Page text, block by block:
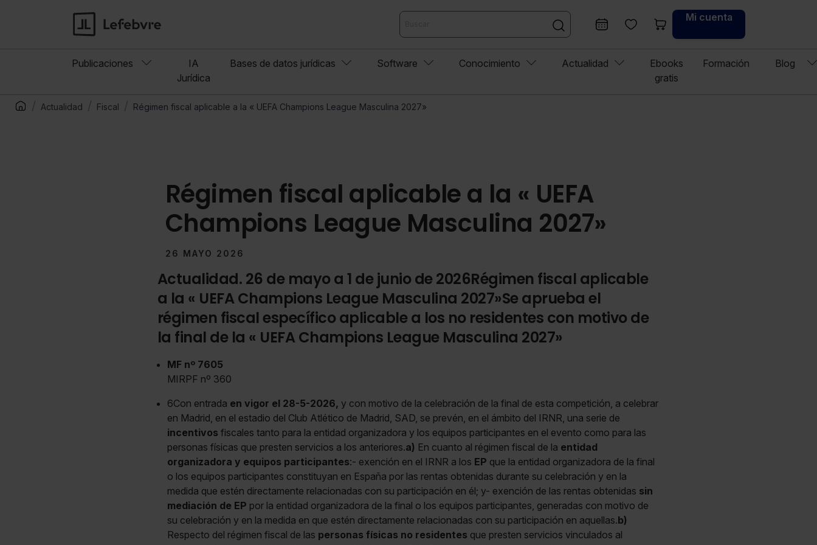
Mi cuenta
Publicaciones
IA
Jurídica
Bases de datos jurídicas Software Conocimiento Actualidad
Ebooks
gratis
Formación Blog
Actualidad Fiscal Régimen fiscal aplicable a la « UEFA Champions League Masculina 2027»
Régimen fiscal aplicable a la « UEFA
Champions League Masculina 2027»
26 MAYO 2026
Actualidad. 26 de mayo a 1 de junio de 2026Régimen fiscal aplicable
a la « UEFA Champions League Masculina 2027»Se aprueba el
régimen fiscal específico aplicable a los no residentes con motivo de
la final de la « UEFA Champions League Masculina 2027»
MF nº 7605
MIRPF nº 360
6Con entrada en vigor el 28-5-2026, y con motivo de la celebración de la final de esta competición, a celebrar
en Madrid, en el estadio del Club Atlético de Madrid, SAD, se prevén, en el ámbito del IRNR, una serie de
incentivos fiscales tanto para la entidad organizadora y los equipos participantes en el evento como para las
personas físicas que presten servicios a los anteriores.a) En cuanto al régimen fiscal de la entidad
organizadora y equipos participantes:- exención en el IRNR a los EP que la entidad organizadora de la final
o los equipos participantes constituyan en España por las rentas obtenidas durante su celebración y en la
medida que estén directamente relacionadas con su participación en él; y- exención de las rentas obtenidas sin
mediación de EP por la entidad organizadora de la final o los equipos participantes, generadas con motivo de
su celebración y en la medida en que estén directamente relacionadas con su participación en aquellas.b)
Respecto del régimen fiscal de las personas físicas no residentes que presten servicios vinculados al